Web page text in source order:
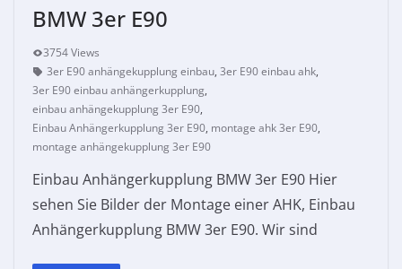
BMW 3er E90
3754 Views
3er E90 anhängekupplung einbau, 3er E90 einbau ahk,
3er E90 einbau anhängerkupplung,
einbau anhängekupplung 3er E90,
Einbau Anhängerkupplung 3er E90, montage ahk 3er E90,
montage anhängekupplung 3er E90
Einbau Anhängerkupplung BMW 3er E90 Hier
sehen Sie Bilder der Montage einer AHK, Einbau
Anhängerkupplung BMW 3er E90. Wir sind